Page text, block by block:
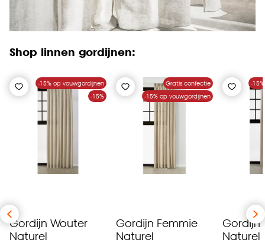
Shop linnen gordijnen:
-15% op vouwgordijnen
-15%
Gordijn Wouter
Naturel
Gratis confectie
-15% op vouwgordijnen
Gordijn Femmie
Naturel
-
Gordijn
Naturel